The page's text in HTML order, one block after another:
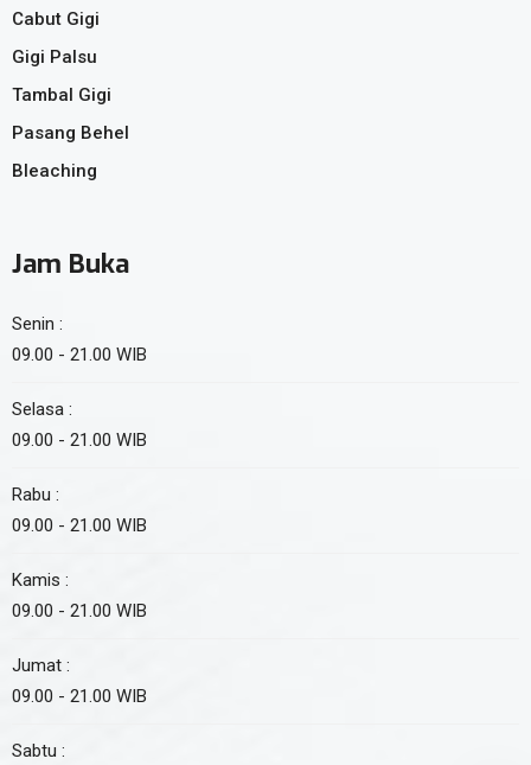
Cabut Gigi
Gigi Palsu
Tambal Gigi
Pasang Behel
Bleaching
Jam Buka
Senin :
09.00 - 21.00 WIB
Selasa :
09.00 - 21.00 WIB
Rabu :
09.00 - 21.00 WIB
Kamis :
09.00 - 21.00 WIB
Jumat :
09.00 - 21.00 WIB
Sabtu :